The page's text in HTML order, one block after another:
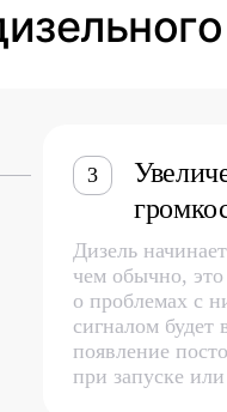
3
Дизель
чем обычно, это
о проблемах с
сигналом будет
появление
при запуске или